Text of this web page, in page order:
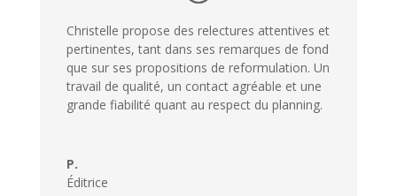
Christelle propose des relectures attentives et
pertinentes, tant dans ses remarques de fond
que sur ses propositions de reformulation. Un
travail de qualité, un contact agréable et une
grande fiabilité quant au respect du planning.
P.
Éditrice